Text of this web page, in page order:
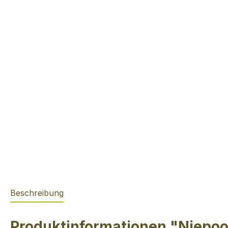
Beschreibung